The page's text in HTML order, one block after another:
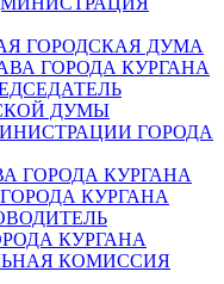
ГОРОДСКАЯ ДУМА
ГОРОДА КУРГАНА
ДУМЫ
ГОРОДА
ГОРОДА КУРГАНА
КУРГАНА
КУРГАНА
КОМИССИЯ